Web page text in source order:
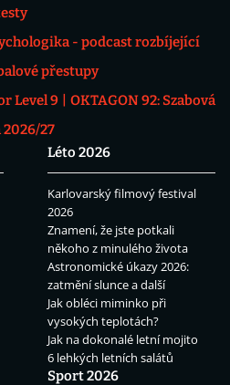
- podcast rozbíjející
přestupy
Level 9
OKTAGON 92: Szabová
2026/27
Léto 2026
Karlovarský filmový festival
2026
Znamení, že jste potkali
někoho z minulého života
Astronomické úkazy 2026:
zatmění slunce a další
Jak obléci miminko při
vysokých teplotách?
Jak na dokonalé letní mojito
6 lehkých letních salátů
Sport 2026